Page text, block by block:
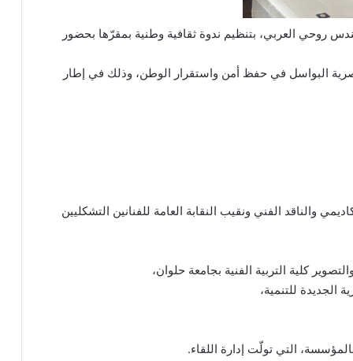
روحي العربي، بتنظيم ندوة ثقافية وطنية بمقرّها بحضور
البواسل في حفظ أمن واستقرار الوطن، وذلك في إطار
والناقد الفني ونقيب النقابة العامة للفنانين التشكليين
كلية التربية الفنية بجامعة حلوان،
الجديدة للتنمية،
التي تولّت إدارة اللقاء.